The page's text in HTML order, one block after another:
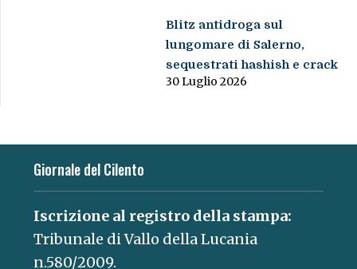
Blitz antidroga sul
lungomare di Salerno,
sequestrati hashish e crack
30 Luglio 2026
Giornale del Cilento
Iscrizione al registro della stampa:
Tribunale di Vallo della Lucania
n.580/2009.